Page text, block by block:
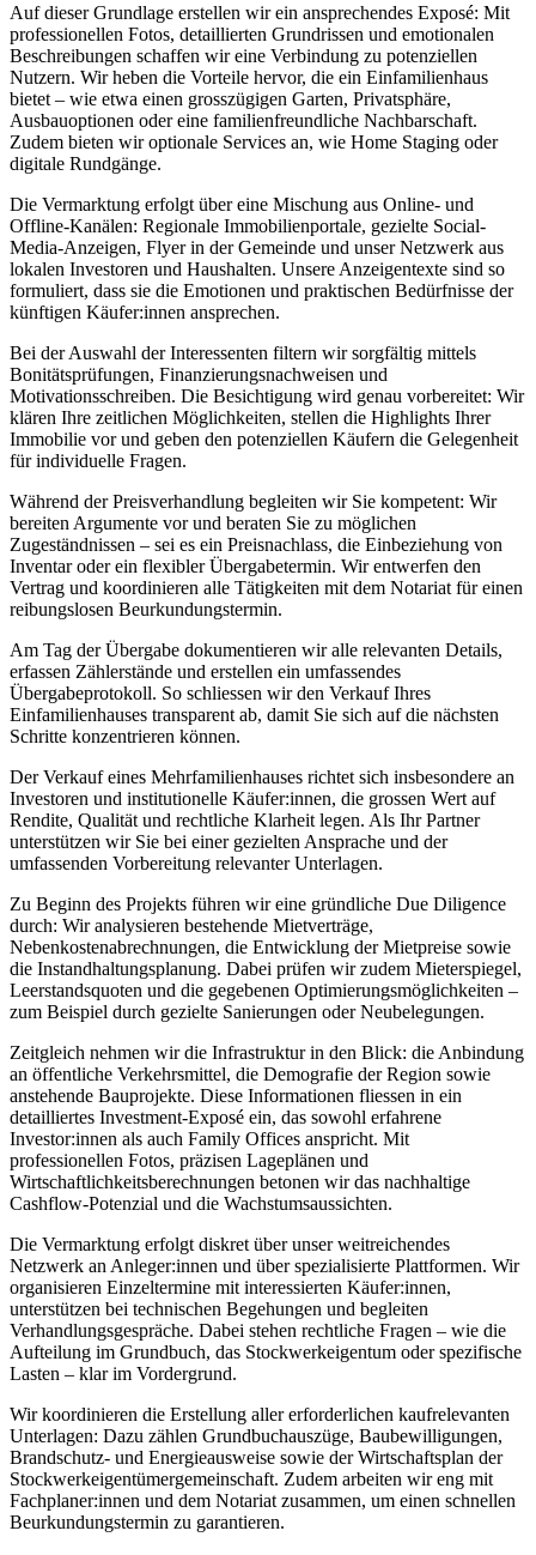
Auf dieser Grundlage erstellen wir ein ansprechendes Exposé: Mit
professionellen Fotos, detaillierten Grundrissen und emotionalen
Beschreibungen schaffen wir eine Verbindung zu potenziellen
Nutzern. Wir heben die Vorteile hervor, die ein Einfamilienhaus
bietet – wie etwa einen grosszügigen Garten, Privatsphäre,
Ausbauoptionen oder eine familienfreundliche Nachbarschaft.
Zudem bieten wir optionale Services an, wie Home Staging oder
digitale Rundgänge.
Die Vermarktung erfolgt über eine Mischung aus Online- und
Offline-Kanälen: Regionale Immobilienportale, gezielte Social-
Media-Anzeigen, Flyer in der Gemeinde und unser Netzwerk aus
lokalen Investoren und Haushalten. Unsere Anzeigentexte sind so
formuliert, dass sie die Emotionen und praktischen Bedürfnisse der
künftigen Käufer:innen ansprechen.
Bei der Auswahl der Interessenten filtern wir sorgfältig mittels
Bonitätsprüfungen, Finanzierungsnachweisen und
Motivationsschreiben. Die Besichtigung wird genau vorbereitet: Wir
klären Ihre zeitlichen Möglichkeiten, stellen die Highlights Ihrer
Immobilie vor und geben den potenziellen Käufern die Gelegenheit
für individuelle Fragen.
Während der Preisverhandlung begleiten wir Sie kompetent: Wir
bereiten Argumente vor und beraten Sie zu möglichen
Zugeständnissen – sei es ein Preisnachlass, die Einbeziehung von
Inventar oder ein flexibler Übergabetermin. Wir entwerfen den
Vertrag und koordinieren alle Tätigkeiten mit dem Notariat für einen
reibungslosen Beurkundungstermin.
Am Tag der Übergabe dokumentieren wir alle relevanten Details,
erfassen Zählerstände und erstellen ein umfassendes
Übergabeprotokoll. So schliessen wir den Verkauf Ihres
Einfamilienhauses transparent ab, damit Sie sich auf die nächsten
Schritte konzentrieren können.
Der Verkauf eines Mehrfamilienhauses richtet sich insbesondere an
Investoren und institutionelle Käufer:innen, die grossen Wert auf
Rendite, Qualität und rechtliche Klarheit legen. Als Ihr Partner
unterstützen wir Sie bei einer gezielten Ansprache und der
umfassenden Vorbereitung relevanter Unterlagen.
Zu Beginn des Projekts führen wir eine gründliche Due Diligence
durch: Wir analysieren bestehende Mietverträge,
Nebenkostenabrechnungen, die Entwicklung der Mietpreise sowie
die Instandhaltungsplanung. Dabei prüfen wir zudem Mieterspiegel,
Leerstandsquoten und die gegebenen Optimierungsmöglichkeiten –
zum Beispiel durch gezielte Sanierungen oder Neubelegungen.
Zeitgleich nehmen wir die Infrastruktur in den Blick: die Anbindung
an öffentliche Verkehrsmittel, die Demografie der Region sowie
anstehende Bauprojekte. Diese Informationen fliessen in ein
detailliertes Investment-Exposé ein, das sowohl erfahrene
Investor:innen als auch Family Offices anspricht. Mit
professionellen Fotos, präzisen Lageplänen und
Wirtschaftlichkeitsberechnungen betonen wir das nachhaltige
Cashflow-Potenzial und die Wachstumsaussichten.
Die Vermarktung erfolgt diskret über unser weitreichendes
Netzwerk an Anleger:innen und über spezialisierte Plattformen. Wir
organisieren Einzeltermine mit interessierten Käufer:innen,
unterstützen bei technischen Begehungen und begleiten
Verhandlungsgespräche. Dabei stehen rechtliche Fragen – wie die
Aufteilung im Grundbuch, das Stockwerkeigentum oder spezifische
Lasten – klar im Vordergrund.
Wir koordinieren die Erstellung aller erforderlichen kaufrelevanten
Unterlagen: Dazu zählen Grundbuchauszüge, Baubewilligungen,
Brandschutz- und Energieausweise sowie der Wirtschaftsplan der
Stockwerkeigentümergemeinschaft. Zudem arbeiten wir eng mit
Fachplaner:innen und dem Notariat zusammen, um einen schnellen
Beurkundungstermin zu garantieren.